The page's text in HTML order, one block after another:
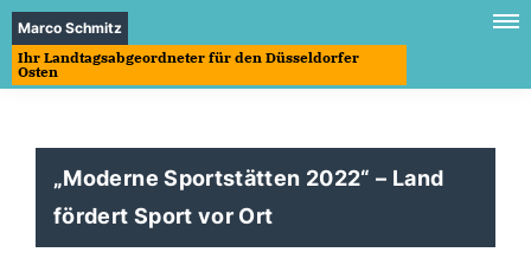
Marco Schmitz
Ihr Landtagsabgeordneter für den Düsseldorfer
Osten
Moderne Sportstätten 2022“ – Land
fördert Sport vor Ort